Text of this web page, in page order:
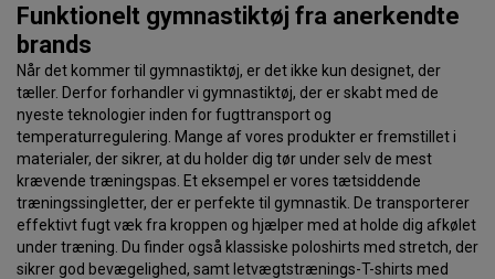
Funktionelt gymnastiktøj fra anerkendte
brands
Når det kommer til gymnastiktøj, er det ikke kun designet, der
tæller. Derfor forhandler vi gymnastiktøj, der er skabt med de
nyeste teknologier inden for fugttransport og
temperaturregulering. Mange af vores produkter er fremstillet i
materialer, der sikrer, at du holder dig tør under selv de mest
krævende træningspas. Et eksempel er vores tætsiddende
træningssingletter, der er perfekte til gymnastik. De transporterer
effektivt fugt væk fra kroppen og hjælper med at holde dig afkølet
under træning. Du finder også klassiske poloshirts med stretch, der
sikrer god bevægelighed, samt letvægtstrænings-T-shirts med